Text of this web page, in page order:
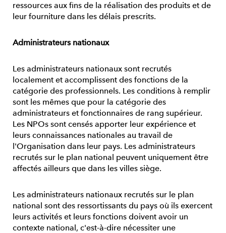
ressources aux fins de la réalisation des produits et de
leur fourniture dans les délais prescrits.
Administrateurs nationaux
Les administrateurs nationaux sont recrutés
localement et accomplissent des fonctions de la
catégorie des professionnels. Les conditions à remplir
sont les mêmes que pour la catégorie des
administrateurs et fonctionnaires de rang supérieur.
Les NPOs sont censés apporter leur expérience et
leurs connaissances nationales au travail de
l'Organisation dans leur pays. Les administrateurs
recrutés sur le plan national peuvent uniquement être
affectés ailleurs que dans les villes siège.
Les administrateurs nationaux recrutés sur le plan
national sont des ressortissants du pays où ils exercent
leurs activités et leurs fonctions doivent avoir un
contexte national, c'est-à-dire nécessiter une